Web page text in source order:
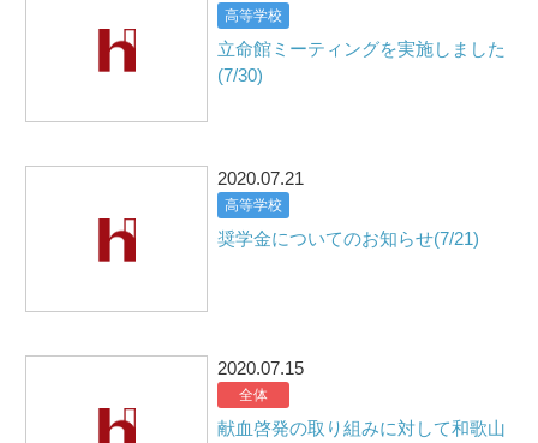
高等学校
立命館ミーティングを実施しました
(7/30)
2020.07.21
高等学校
奨学金についてのお知らせ(7/21)
2020.07.15
全体
献血啓発の取り組みに対して和歌山